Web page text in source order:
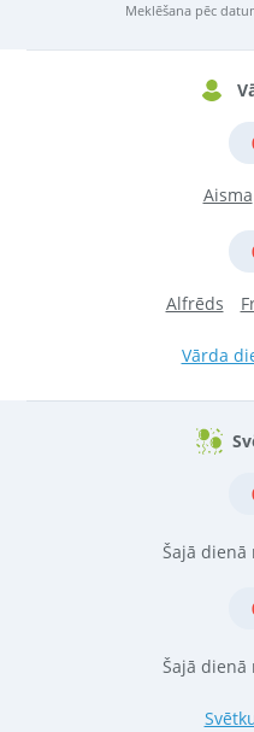
Meklēšana pēc
Aisma
Alfrēds
Vārda
Šajā dienā
Šajā dienā